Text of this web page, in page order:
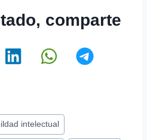
comparte
intelectual